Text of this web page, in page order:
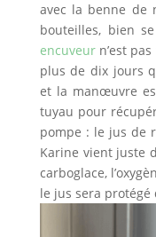
avec la benne de
bouteilles, bien
encuveurn’est
plus de dix jours
et la manœuvre
tuyau pour
pompe : le jus de
Karine vient juste
carboglace,
le jus sera protégé